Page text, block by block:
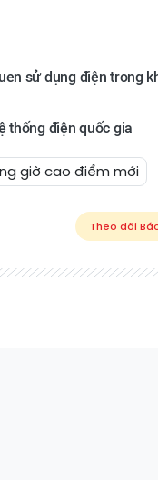
sử dụng điện trong
thống điện quốc gia
giờ cao điểm mới
Theo dõi